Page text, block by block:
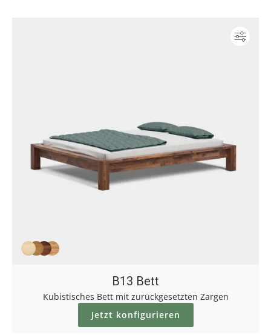
B13 Bett
Kubistisches Bett mit zurückgesetzten Zargen
Jetzt konfigurieren